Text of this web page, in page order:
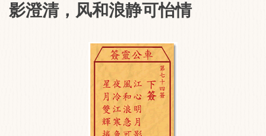
抽签网
影澄清，风和浪静可怡情